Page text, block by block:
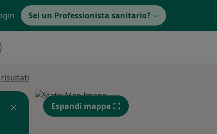
Sei un Professionista sanitario?
Espandi mappa